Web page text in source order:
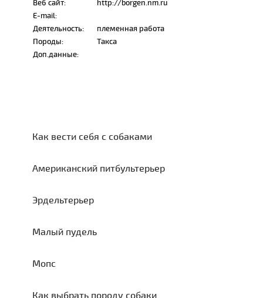
Веб сайт:
http://borgen.nm.ru
E-mail:
Деятельность:
племенная работа
Породы:
Такса
Доп.данные:
Как вести себя с собаками
Американский питбультерьер
Эрдельтерьер
Малый пудель
Мопс
Как выбрать породу собаки